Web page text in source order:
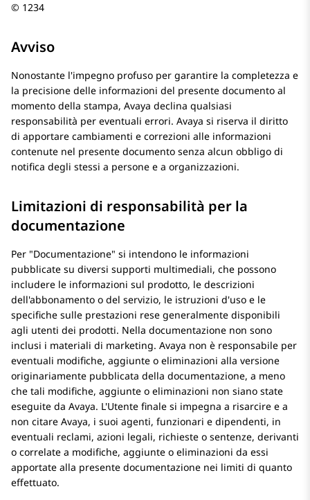
© 1234
Avviso
Nonostante l'impegno profuso per garantire la completezza e
la precisione delle informazioni del presente documento al
momento della stampa, Avaya declina qualsiasi
responsabilità per eventuali errori. Avaya si riserva il diritto
di apportare cambiamenti e correzioni alle informazioni
contenute nel presente documento senza alcun obbligo di
notifica degli stessi a persone e a organizzazioni.
Limitazioni di responsabilità per la
documentazione
Per Documentazione si intendono le informazioni
pubblicate su diversi supporti multimediali, che possono
includere le informazioni sul prodotto, le descrizioni
dell'abbonamento o del servizio, le istruzioni d'uso e le
specifiche sulle prestazioni rese generalmente disponibili
agli utenti dei prodotti. Nella documentazione non sono
inclusi i materiali di marketing. Avaya non è responsabile per
eventuali modifiche, aggiunte o eliminazioni alla versione
originariamente pubblicata della documentazione, a meno
che tali modifiche, aggiunte o eliminazioni non siano state
eseguite da Avaya. L'Utente finale si impegna a risarcire e a
non citare Avaya, i suoi agenti, funzionari e dipendenti, in
eventuali reclami, azioni legali, richieste o sentenze, derivanti
o correlate a modifiche, aggiunte o eliminazioni da essi
apportate alla presente documentazione nei limiti di quanto
effettuato.